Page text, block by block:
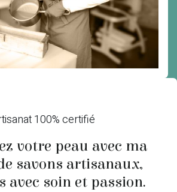
100% certifié
votre peau avec ma
savons artisanaux,
avec soin et passion.